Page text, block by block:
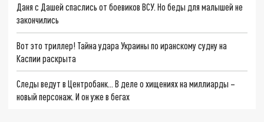
Даня с Дашей спаслись от боевиков ВСУ. Но беды для малышей не
закончились
Вот это триллер! Тайна удара Украины по иранскому судну на
Каспии раскрыта
Следы ведут в Центробанк… В деле о хищениях на миллиарды –
новый персонаж. И он уже в бегах